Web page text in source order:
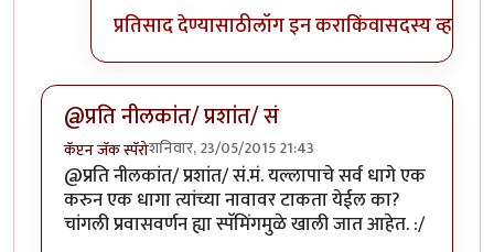
प्रतिसाद देण्यासाठीलॉग इन कराकिंवासदस्य व्हा
@प्रति नीलकांत/ प्रशांत/ सं
कॅप्टन जॅक स्पॅरोशनिवार, 23/05/2015 21:43
@प्रति नीलकांत/ प्रशांत/ सं.मं. यल्लापाचे सर्व धागे एक
करुन एक धागा त्यांच्या नावावर टाकता येईल का?
चांगली प्रवासवर्णन ह्या स्पॅमिंगमुळे खाली जात आहेत. :/